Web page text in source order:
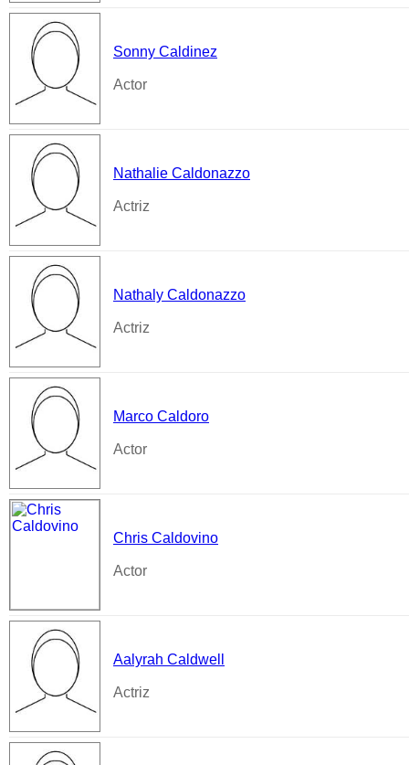
Sonny Caldinez
Actor
Nathalie Caldonazzo
Actriz
Nathaly Caldonazzo
Actriz
Marco Caldoro
Actor
Chris Caldovino
Actor
Aalyrah Caldwell
Actriz